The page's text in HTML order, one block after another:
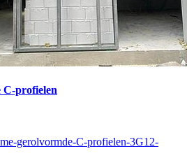
C-profielen
gerolvormde-C-profielen-3G12-